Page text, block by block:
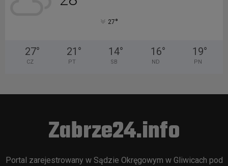
27°
27°
CZ
21 °
PT
14°
SB
16°
ND
19°
PN
Zabrze24.info
Portal zarejestrowany w Sądzie Okręgowym w Gliwicach pod